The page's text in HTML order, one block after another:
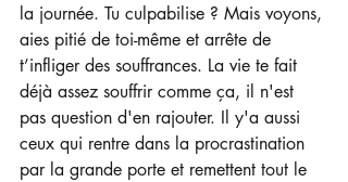
la journée. Tu culpabilise ? Mais voyons,
aies pitié de toi-même et arrête de
t’infliger des souffrances. La vie te fait
déjà assez souffrir comme ça, il n'est
pas question d'en rajouter. Il y'a aussi
ceux qui rentre dans la procrastination
par la grande porte et remettent tout le